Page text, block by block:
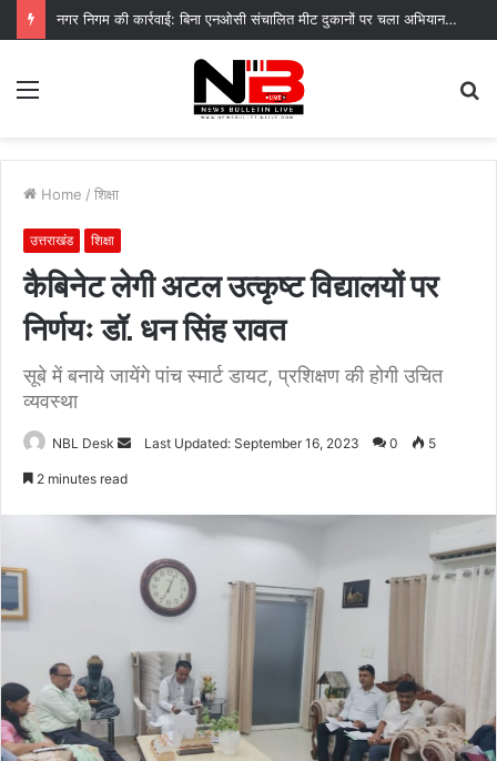
नगर निगम की कार्रवाई: बिना एनओसी संचालित मीट दुकानों पर चला अभियान, 45250 रुपये का चालान
Menu
Home / शिक्षा
उत्तराखंड शिक्षा
कैबिनेट लेगी अटल उत्कृष्ट विद्यालयों पर
निर्णयः डॉ. धन सिंह रावत
सूबे में बनाये जायेंगे पांच स्मार्ट डायट, प्रशिक्षण की होगी उचित
व्यवस्था
NBL Desk
SendLast Updated: September 16, 2023 0 5
2 minutes read